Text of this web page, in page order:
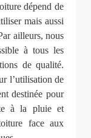
dépend de
mais aussi
ailleurs, nous
à tous les
de qualité.
l’utilisation de
destinée pour
à la pluie et
face aux